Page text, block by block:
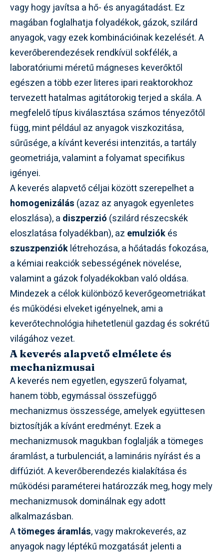
vagy hogy javítsa a hő- és anyagátadást. Ez
magában foglalhatja folyadékok, gázok, szilárd
anyagok, vagy ezek kombinációinak kezelését. A
keverőberendezések rendkívül sokfélék, a
laboratóriumi méretű mágneses keverőktől
egészen a több ezer literes ipari reaktorokhoz
tervezett hatalmas agitátorokig terjed a skála. A
megfelelő típus kiválasztása számos tényezőtől
függ, mint például az anyagok viszkozitása,
sűrűsége, a kívánt keverési intenzitás, a tartály
geometriája, valamint a folyamat specifikus
igényei.
A keverés alapvető céljai között szerepelhet a
homogenizálás (azaz az anyagok egyenletes
eloszlása), a diszperzió (szilárd részecskék
eloszlatása folyadékban), az emulziókés
szuszpenzióklétrehozása, a hőátadás fokozása,
a kémiai reakciók sebességének növelése,
valamint a gázok folyadékokban való oldása.
Mindezek a célok különböző keverőgeometriákat
és működési elveket igényelnek, ami a
keverőtechnológia hihetetlenül gazdag és sokrétű
világához vezet.
A keverés alapvető elmélete és
mechanizmusai
A keverés nem egyetlen, egyszerű folyamat,
hanem több, egymással összefüggő
mechanizmus összessége, amelyek együttesen
biztosítják a kívánt eredményt. Ezek a
mechanizmusok magukban foglalják a tömeges
áramlást, a turbulenciát, a lamináris nyírást és a
diffúziót. A keverőberendezés kialakítása és
működési paraméterei határozzák meg, hogy mely
mechanizmusok dominálnak egy adott
alkalmazásban.
Atömeges áramlás, vagy makrokeverés, az
anyagok nagy léptékű mozgatását jelenti a